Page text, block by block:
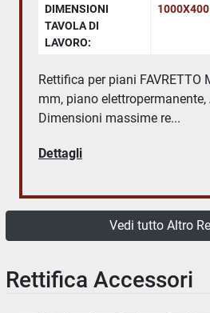
DIMENSIONI
TAVOLA DI
LAVORO:
Rettifica per piani FAVRETTO
mm, piano
Dimensioni massime re...
Dettagli
Vedi tutto Altro
Rettifica Accessori